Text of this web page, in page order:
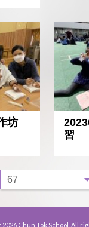
坊
習
Chun Tok School. All